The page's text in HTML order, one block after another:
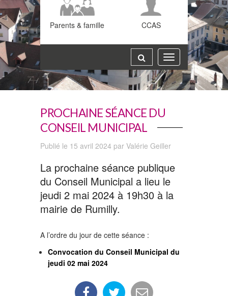
Parents & famille CCAS
Toggle
navigation
PROCHAINE SÉANCE DU
CONSEIL MUNICIPAL
Publié le 15 avril 2024 par Valérie Geiller
La prochaine séance publique
du Conseil Municipal a lieu le
jeudi 2 mai 2024 à 19h30 à la
mairie de Rumilly.
A l’ordre du jour de cette séance :
Convocation du Conseil Municipal du
jeudi 02 mai 2024